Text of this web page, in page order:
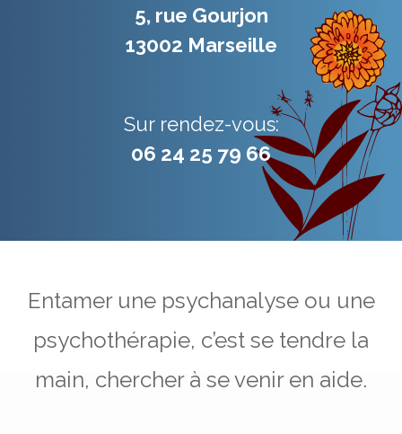
5, rue Gourjon
13002 Marseille
Sur rendez-vous:
06 24 25 79 66
Entamer une psychanalyse ou une
psychothérapie, c’est se tendre la
main, chercher à se venir en aide.